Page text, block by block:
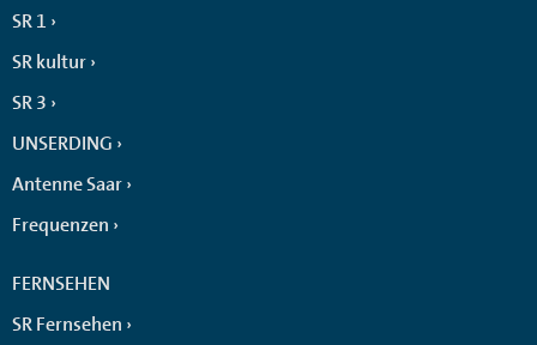
SR 1
SR kultur
SR 3
UNSERDING
Antenne Saar
Frequenzen
FERNSEHEN
SR Fernsehen